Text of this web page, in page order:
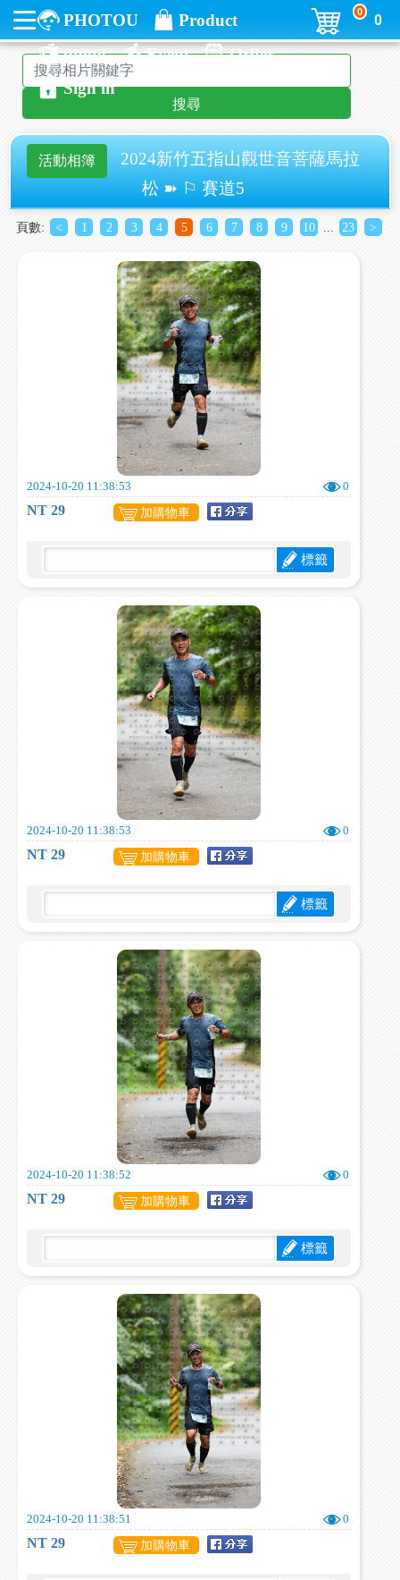
PHOTOU
Product
photo
Event
Order
Sign in
0
0
搜尋
活動相簿
2024新竹五指山觀世音菩薩馬拉
松 ➽ ⚐ 賽道5
頁數: < 1 2 3 4 5 6 7 8 9 10 23 >
2024-10-20 11:38:53 0
NT 29 加購物車
標籤
2024-10-20 11:38:53 0
NT 29 加購物車
標籤
2024-10-20 11:38:52 0
NT 29 加購物車
標籤
2024-10-20 11:38:51 0
NT 29 加購物車